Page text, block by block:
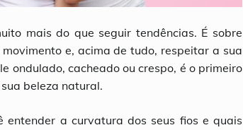
mais do que seguir tendências. É sobre
e, acima de tudo, respeitar a sua
ondulado, cacheado ou crespo, é o primeiro
beleza natural.
a curvatura dos seus fios e quais